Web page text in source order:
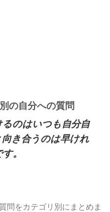
の自分への質問
のはいつも自分自
き合うのは早けれ
。
問をカテゴリ別にまとめま